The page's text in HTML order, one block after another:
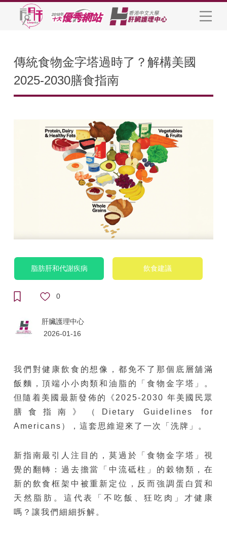
傳統食物金字塔過時了？解構美國
2025-2030膳食指南
脂肪肝和代謝疾病 飲食建議
0
肝臟護理中心
2026-01-16
我們對健康飲食的想像，都免不了那個底層舖滿
飯麵，頂端小小肉類和油脂的「食物金字塔」。
但隨着美國最新發佈的《2025-2030 年美國民眾
膳食指南》（Dietary Guidelines for
Americans），這套思維迎來了一次「洗牌」。
新指南最引人注目的，莫過於「食物金字塔」視
覺的翻轉：過去擔當「中流砥柱」的穀物類，在
新的飲食框架中被重新定位，反而強調蛋白質和
天然脂肪。這代表「不吃飯、狂吃肉」才健康
嗎？讓我們細細拆解。